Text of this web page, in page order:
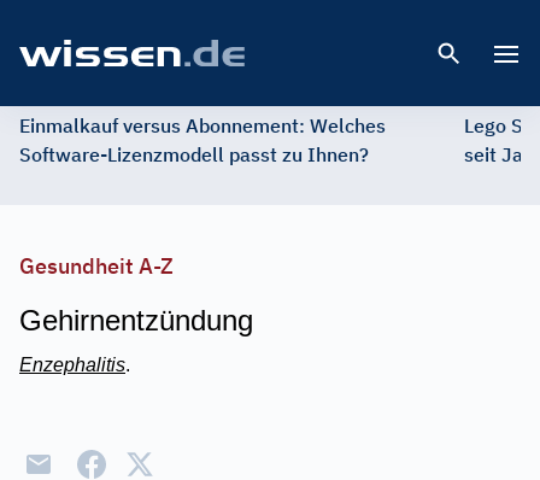
Einmalkauf versus Abonnement: Welches
Software-Lizenzmodell passt zu Ihnen?
Lego
seit
Gesundheit A-Z
Gehirnentzündung
Enzephalitis.